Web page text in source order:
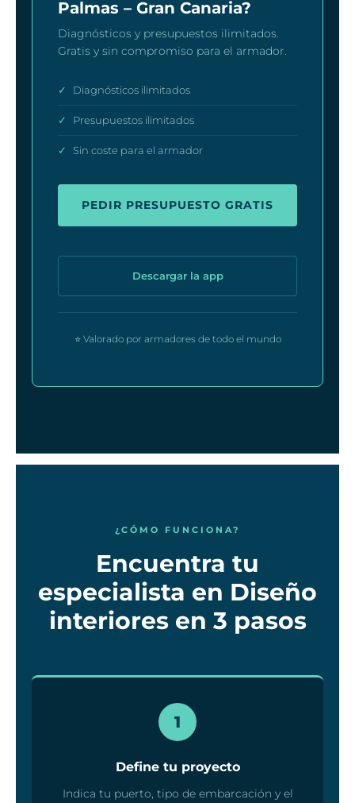
Palmas – Gran Canaria?
Diagnósticos y presupuestos ilimitados.
Gratis y sin compromiso para el armador.
✓ Diagnósticos ilimitados
✓ Presupuestos ilimitados
✓ Sin coste para el armador
PEDIR PRESUPUESTO GRATIS
Descargar la app
⭐ Valorado por armadores de todo el mundo
¿CÓMO FUNCIONA?
Encuentra tu
especialista en Diseño
interiores en 3 pasos
1
Define tu proyecto
Indica tu puerto, tipo de embarcación y el